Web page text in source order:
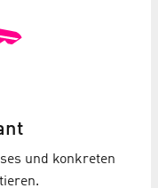
und konkreten